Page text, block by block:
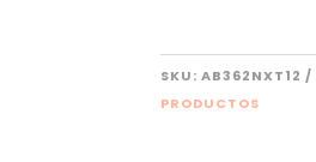
SKU:AB362NXT12
PRODUCTOS